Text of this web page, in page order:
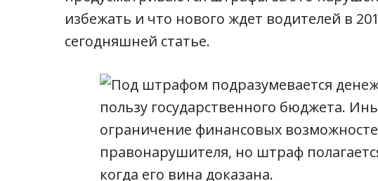
избежать и что нового ждет водителей в
сегодняшней статье.